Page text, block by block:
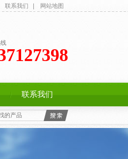
联系我们 网站地图
联系我们